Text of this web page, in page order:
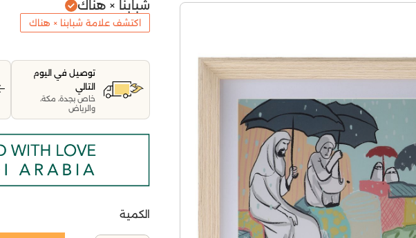
شبابنا × هناك
اكتشف علامة شبابنا × هناك
توصيل في اليوم
التالي
خاص بجدة، مكة،
والرياض
الكمية